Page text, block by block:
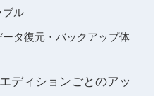
ブル
タ復元・バックアップ体
ディションごとのアッ